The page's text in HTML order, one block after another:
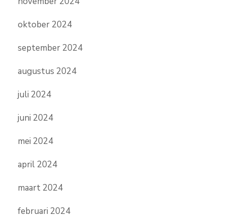
oktober 2024
september 2024
augustus 2024
juli 2024
juni 2024
mei 2024
april 2024
maart 2024
februari 2024